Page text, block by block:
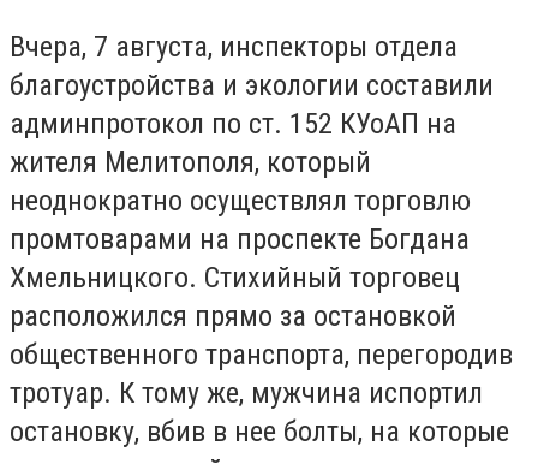
Вчера, 7 августа, инспекторы отдела
благоустройства и экологии составили
админпротокол по ст. 152 КУоАП на
жителя Мелитополя, который
неоднократно осуществлял торговлю
промтоварами на проспекте Богдана
Хмельницкого. Стихийный торговец
расположился прямо за остановкой
общественного транспорта, перегородив
тротуар. К тому же, мужчина испортил
остановку, вбив в нее болты, на которые